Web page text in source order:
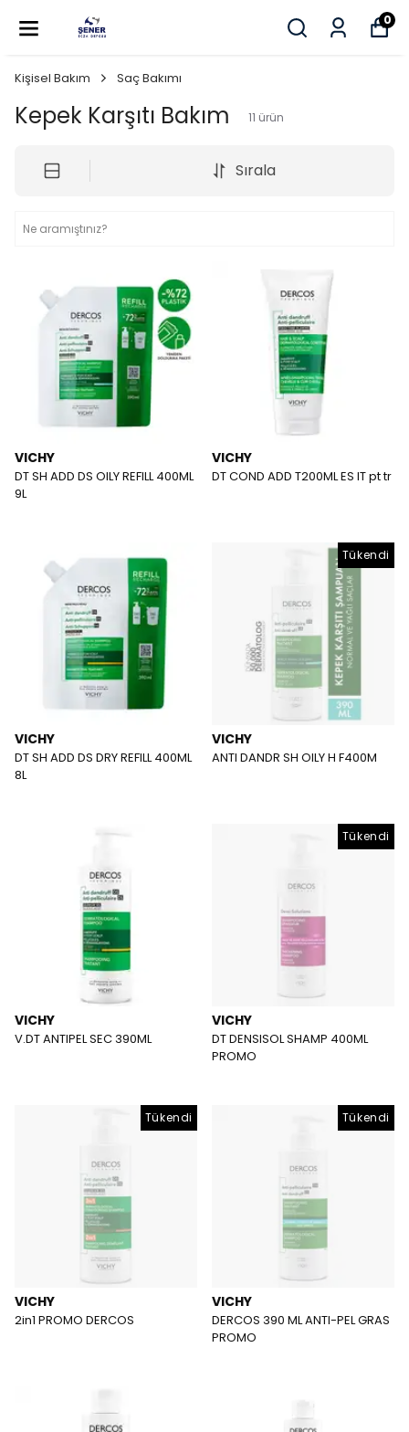
0
Kişisel Bakım Saç Bakımı
Kepek Karşıtı Bakım 11 ürün
Sırala
VICHY
DT SH ADD DS OILY REFILL 400ML
9L
VICHY
DT COND ADD T200ML ES IT pt tr
VICHY
DT SH ADD DS DRY REFILL 400ML
8L
Tükendi
VICHY
ANTI DANDR SH OILY H F400M
VICHY
V.DT ANTIPEL SEC 390ML
Tükendi
VICHY
DT DENSISOL SHAMP 400ML
PROMO
Tükendi
VICHY
2in1 PROMO DERCOS
Tükendi
VICHY
DERCOS 390 ML ANTI-PEL GRAS
PROMO